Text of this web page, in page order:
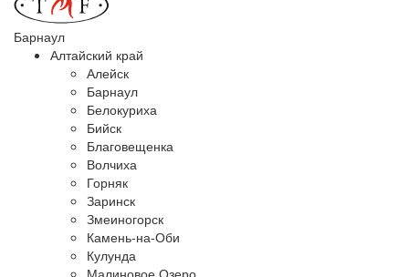
Барнаул
Алтайский край
Алейск
Барнаул
Белокуриха
Бийск
Благовещенка
Волчиха
Горняк
Заринск
Змеиногорск
Камень-на-Оби
Кулунда
Малиновое Озеро